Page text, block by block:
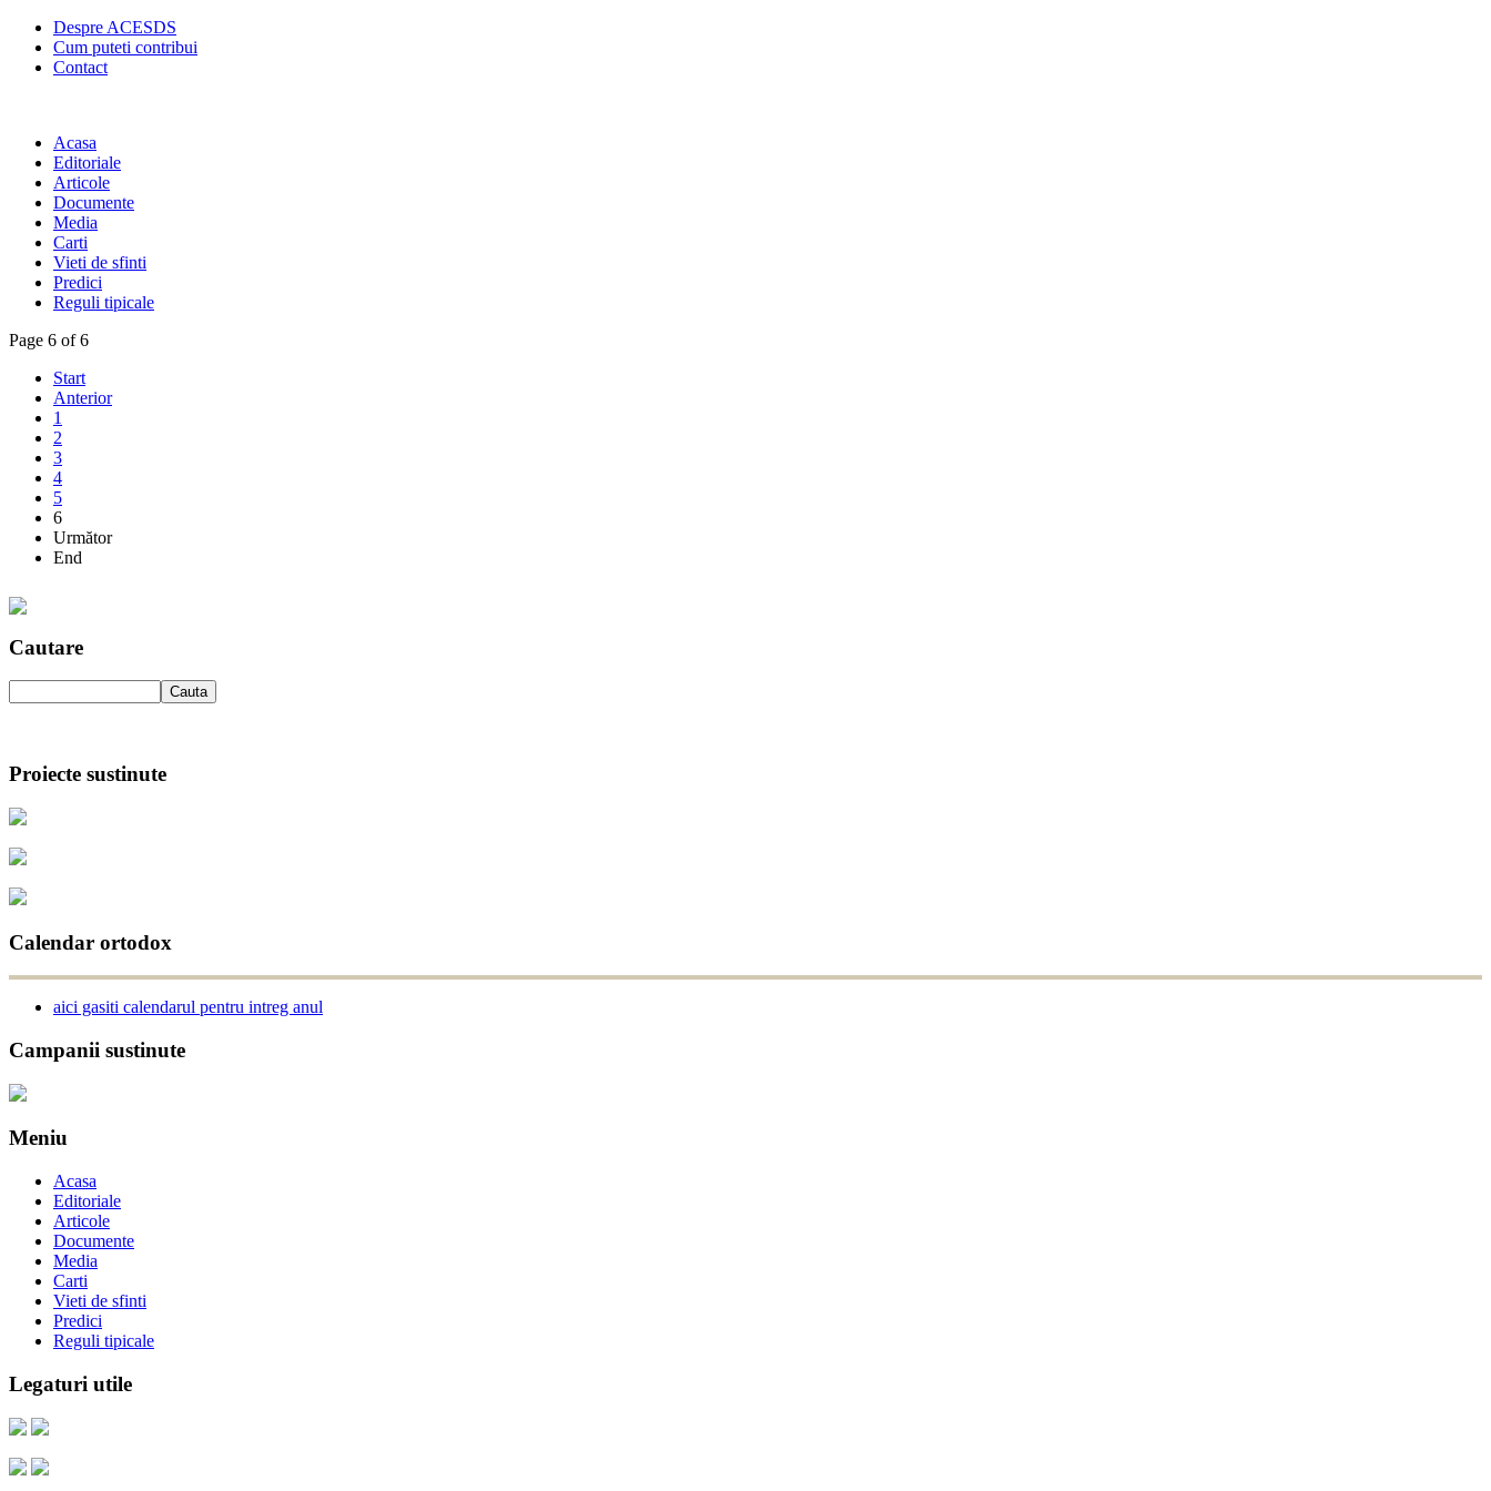
Despre ACESDS
Cum puteti contribui
Contact
Acasa
Editoriale
Articole
Documente
Media
Carti
Vieti de sfinti
Predici
Reguli tipicale
Page 6 of 6
Start
Anterior
1
2
3
4
5
6
Următor
End
Cautare
Proiecte sustinute
Calendar ortodox
aici gasiti calendarul pentru intreg anul
Campanii sustinute
Meniu
Acasa
Editoriale
Articole
Documente
Media
Carti
Vieti de sfinti
Predici
Reguli tipicale
Legaturi utile